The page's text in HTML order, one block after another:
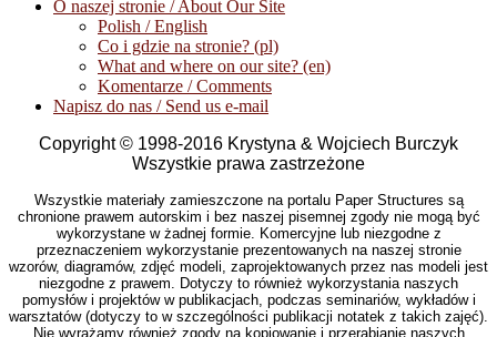
O naszej stronie / About Our Site
Polish / English
Co i gdzie na stronie? (pl)
What and where on our site? (en)
Komentarze / Comments
Napisz do nas / Send us e-mail
Copyright © 1998-2016 Krystyna & Wojciech Burczyk
Wszystkie prawa zastrzeżone
Wszystkie materiały zamieszczone na portalu Paper Structures są
chronione prawem autorskim i bez naszej pisemnej zgody nie mogą być
wykorzystane w żadnej formie. Komercyjne lub niezgodne z
przeznaczeniem wykorzystanie prezentowanych na naszej stronie
wzorów, diagramów, zdjęć modeli, zaprojektowanych przez nas modeli jest
niezgodne z prawem. Dotyczy to również wykorzystania naszych
pomysłów i projektów w publikacjach, podczas seminariów, wykładów i
warsztatów (dotyczy to w szczególności publikacji notatek z takich zajęć).
Nie wyrażamy również zgody na kopiowanie i przerabianie naszych